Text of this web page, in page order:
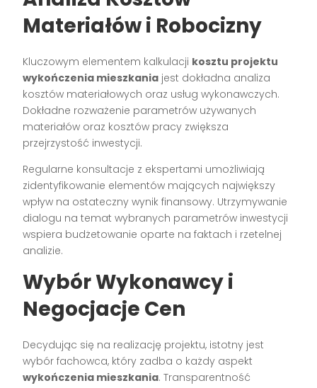
Materiałów i Robocizny
Kluczowym elementem kalkulacji kosztu projektu
wykończenia mieszkania jest dokładna analiza
kosztów materiałowych oraz usług wykonawczych.
Dokładne rozważenie parametrów używanych
materiałów oraz kosztów pracy zwiększa
przejrzystość inwestycji.
Regularne konsultacje z ekspertami umożliwiają
zidentyfikowanie elementów mających największy
wpływ na ostateczny wynik finansowy. Utrzymywanie
dialogu na temat wybranych parametrów inwestycji
wspiera budżetowanie oparte na faktach i rzetelnej
analizie.
Wybór Wykonawcy i
Negocjacje Cen
Decydując się na realizację projektu, istotny jest
wybór fachowca, który zadba o każdy aspekt
wykończenia mieszkania. Transparentność